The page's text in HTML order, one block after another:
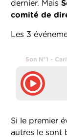
dernier. Mais
comité de
Les 3
Son N°1 -
Si le premier
autres le sont